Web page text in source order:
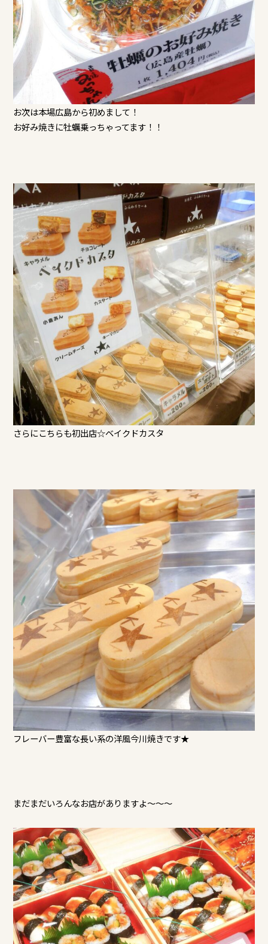
お次は本場広島から初めまして！
お好み焼きに牡蠣乗っちゃってます！！
さらにこちらも初出店☆ベイクドカスタ
フレーバー豊富な長い系の洋風今川焼きです★
まだまだいろんなお店がありますよ～～～